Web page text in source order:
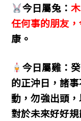
今日屬兔：
任何事的朋友
康。
今日屬雞：
的正沖日，諸
動，勿強出頭
對於未來好好